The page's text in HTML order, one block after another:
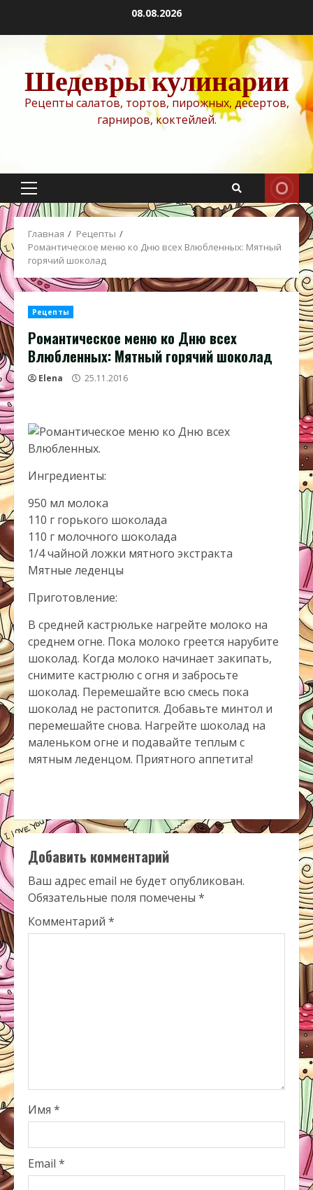
содержимому
08.08.2026
Шедевры кулинарии
Рецепты салатов, тортов, пирожных, десертов,
гарниров, коктейлей.
Основное
меню
Главная
Рецепты
Романтическое меню ко Дню всех Влюбленных: Мятный
горячий шоколад
Рецепты
Романтическое меню ко Дню всех
Влюбленных: Мятный горячий шоколад
Elena 25.11.2016
Ингредиенты:
950 мл молока
110 г горького шоколада
110 г молочного шоколада
1/4 чайной ложки мятного экстракта
Мятные леденцы
Приготовление:
В средней кастрюльке нагрейте молоко на
среднем огне. Пока молоко греется нарубите
шоколад. Когда молоко начинает закипать,
снимите кастрюлю с огня и забросьте
шоколад. Перемешайте всю смесь пока
шоколад не растопится. Добавьте минтол и
перемешайте снова. Нагрейте шоколад на
маленьком огне и подавайте теплым с
мятным леденцом. Приятного аппетита!
Добавить комментарий
Ваш адрес email не будет опубликован.
Обязательные поля помечены *
Комментарий *
Имя *
Email *